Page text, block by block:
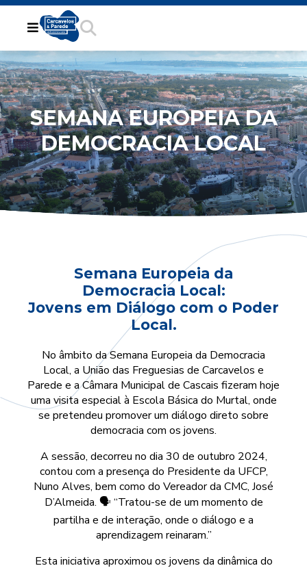
SEMANA EUROPEIA DA
DEMOCRACIA LOCAL
Semana Europeia da
Democracia Local:
Jovens em Diálogo com o Poder
Local.
No âmbito da Semana Europeia da Democracia
Local, a União das Freguesias de Carcavelos e
Parede e a Câmara Municipal de Cascais fizeram hoje
uma visita especial à Escola Básica do Murtal, onde
se pretendeu promover um diálogo direto sobre
democracia com os jovens.
A sessão, decorreu no dia 30 de outubro 2024,
contou com a presença do Presidente da UFCP,
Nuno Alves, bem como do Vereador da CMC, José
D’Almeida. 🗣️ “Tratou-se de um momento de
partilha e de interação, onde o diálogo e a
aprendizagem reinaram.”
Esta iniciativa aproximou os jovens da dinâmica do